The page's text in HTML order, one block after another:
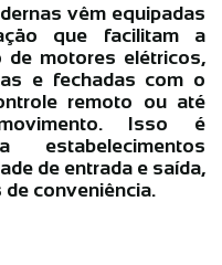
vêm equipadas
que facilitam a
de motores elétricos,
e fechadas com o
remoto ou até
Isso é
estabelecimentos
de entrada e saída,
conveniência.